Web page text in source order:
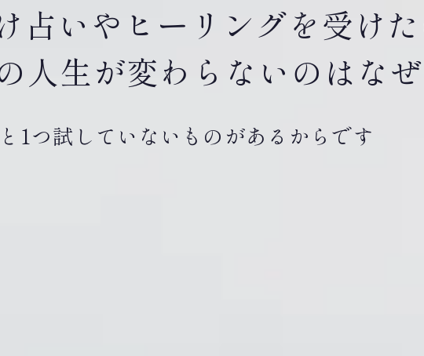
占いやヒーリングを受けた
人生が変わらないのはなぜ
1つ試していないものがあるからです